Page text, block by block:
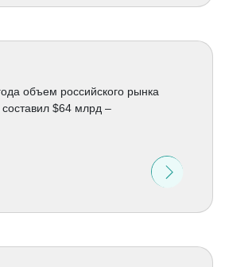
объем российского рынка
$64 млрд –